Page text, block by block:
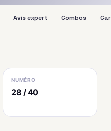
Avis expert Combos
NUMÉRO
28 / 40